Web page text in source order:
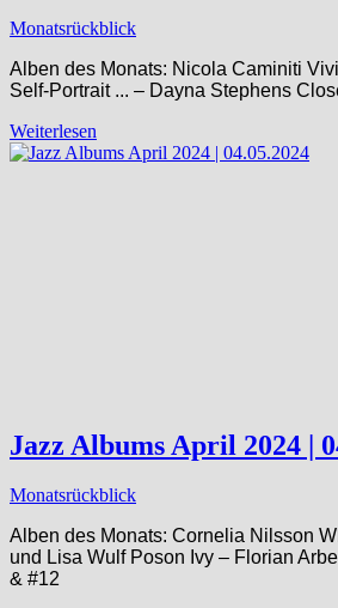
Monatsrückblick
Alben des Monats: Nicola Caminiti
Self-Portrait ​.​.​. – Dayna Stephens
Weiterlesen
Jazz Albums April 2024 |
Monatsrückblick
Alben des Monats: Cornelia Nilsson
und Lisa Wulf Poson Ivy – Florian
& #12